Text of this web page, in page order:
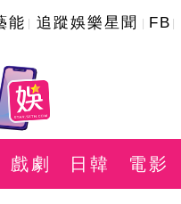
能 追蹤娛樂星聞 FB
戲劇 日韓 電影